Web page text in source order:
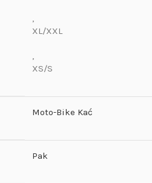
,
XL/XXL
,
XS/S
Moto-Bike Kać
Pak